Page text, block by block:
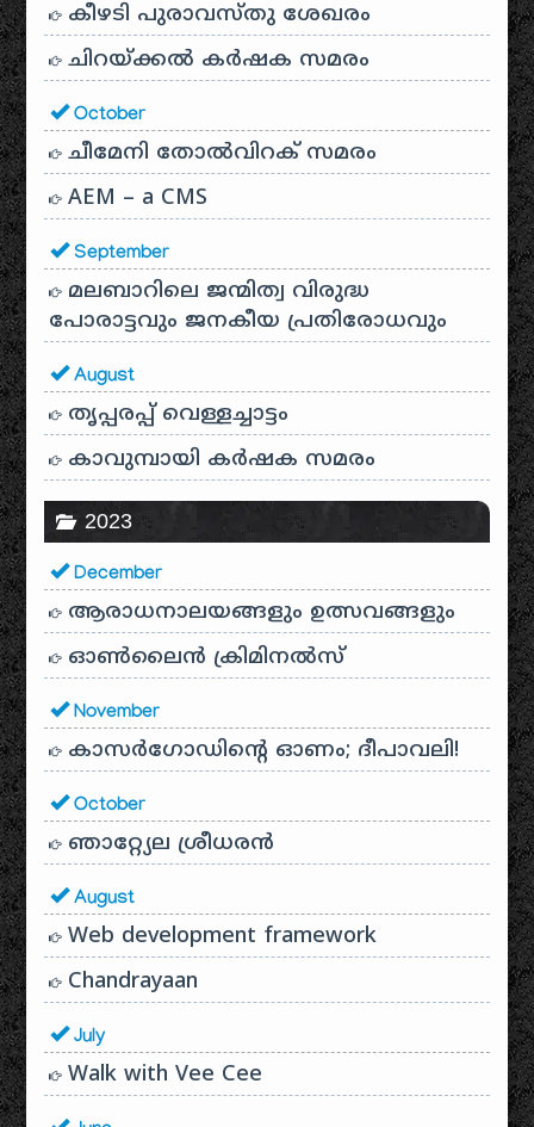
കീഴടി പുരാവസ്തു ശേഖരം
ചിറയ്ക്കൽ കർഷക സമരം
October
ചീമേനി തോൽവിറക് സമരം
AEM – a CMS
September
മലബാറിലെ ജന്മിത്വ വിരുദ്ധ
പോരാട്ടവും ജനകീയ പ്രതിരോധവും
August
തൃപ്പരപ്പ് വെള്ളച്ചാട്ടം
കാവുമ്പായി കർഷക സമരം
2023
December
ആരാധനാലയങ്ങളും ഉത്സവങ്ങളും
ഓൺലൈൻ ക്രിമിനൽസ്
November
കാസർഗോഡിൻ്റെ ഓണം; ദീപാവലി!
October
ഞാറ്റ്യേല ശ്രീധരൻ
August
Web development framework
Chandrayaan
July
Walk with Vee Cee